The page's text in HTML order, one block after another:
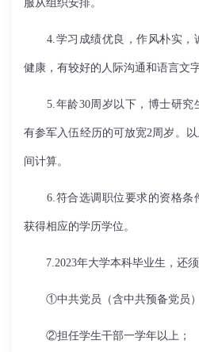
服从组织安排。
4.学习成绩优良，作风朴实，
健康，有较好的人际沟通和语言文
5.年龄30周岁以下，博士研究
有参军入伍经历的可放宽2周岁。
间计算。
6.符合选调职位要求的资格条
获得相应的学历学位。
7.2023年大学本科毕业生，还
①中共党员（含中共预备党员）
②担任学生干部一学年以上；